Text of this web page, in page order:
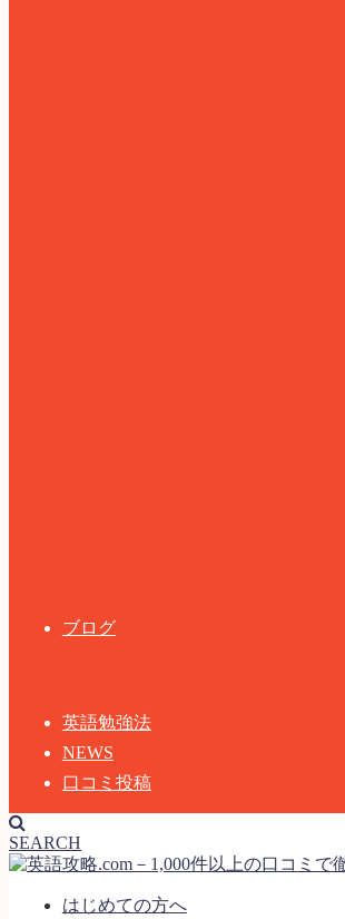
ブログ
英語勉強法
NEWS
口コミ投稿
SEARCH
はじめての方へ